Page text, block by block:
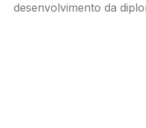
desenvolvimento da